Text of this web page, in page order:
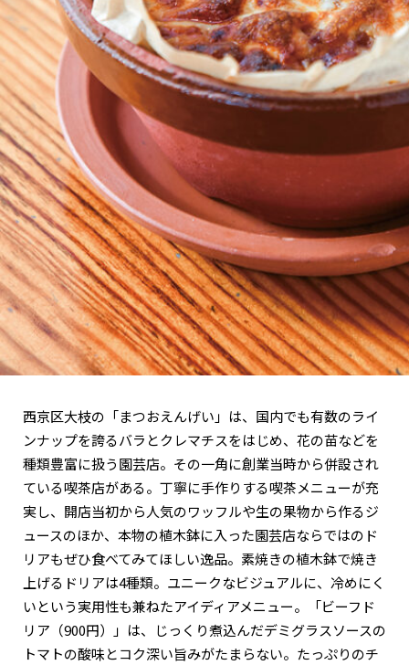
紹介します。
おすすめのイベント
西京区大枝の「まつおえんげい」は、国内でも有数のライ
ンナップを誇るバラとクレマチスをはじめ、花の苗などを
種類豊富に扱う園芸店。その一角に創業当時から併設され
ている喫茶店がある。丁寧に手作りする喫茶メニューが充
実し、開店当初から人気のワッフルや生の果物から作るジ
ュースのほか、本物の植木鉢に入った園芸店ならではのド
リアもぜひ食べてみてほしい逸品。素焼きの植木鉢で焼き
上げるドリアは4種類。ユニークなビジュアルに、冷めにく
いという実用性も兼ねたアイディアメニュー。「ビーフド
リア（900円）」は、じっくり煮込んだデミグラスソースの
トマトの酸味とコク深い旨みがたまらない。たっぷりのチ